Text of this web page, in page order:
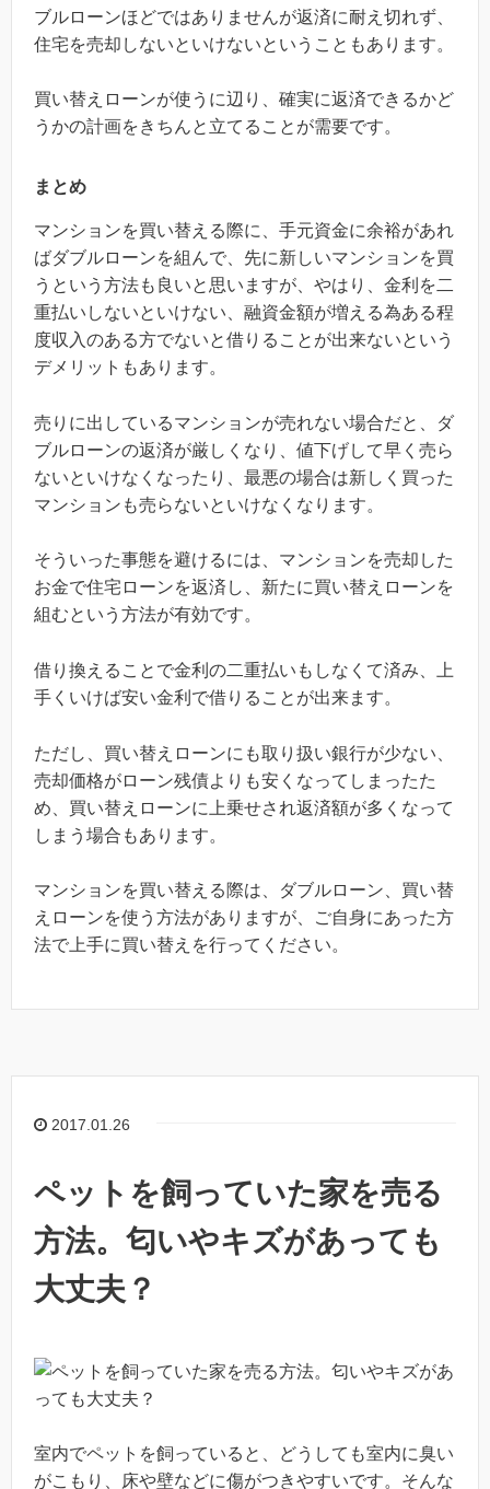
ブルローンほどではありませんが返済に耐え切れず、
住宅を売却しないといけないということもあります。
買い替えローンが使うに辺り、確実に返済できるかど
うかの計画をきちんと立てることが需要です。
まとめ
マンションを買い替える際に、手元資金に余裕があれ
ばダブルローンを組んで、先に新しいマンションを買
うという方法も良いと思いますが、やはり、金利を二
重払いしないといけない、融資金額が増える為ある程
度収入のある方でないと借りることが出来ないという
デメリットもあります。
売りに出しているマンションが売れない場合だと、ダ
ブルローンの返済が厳しくなり、値下げして早く売ら
ないといけなくなったり、最悪の場合は新しく買った
マンションも売らないといけなくなります。
そういった事態を避けるには、マンションを売却した
お金で住宅ローンを返済し、新たに買い替えローンを
組むという方法が有効です。
借り換えることで金利の二重払いもしなくて済み、上
手くいけば安い金利で借りることが出来ます。
ただし、買い替えローンにも取り扱い銀行が少ない、
売却価格がローン残債よりも安くなってしまったた
め、買い替えローンに上乗せされ返済額が多くなって
しまう場合もあります。
マンションを買い替える際は、ダブルローン、買い替
えローンを使う方法がありますが、ご自身にあった方
法で上手に買い替えを行ってください。
2017.01.26
ペットを飼っていた家を売る
方法。匂いやキズがあっても
大丈夫？
室内でペットを飼っていると、どうしても室内に臭い
がこもり、床や壁などに傷がつきやすいです。そんな